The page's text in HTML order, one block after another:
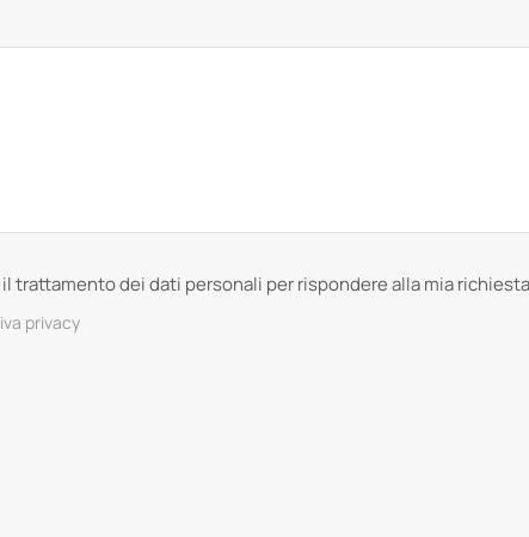
trattamento dei dati personali per rispondere alla mia
privacy